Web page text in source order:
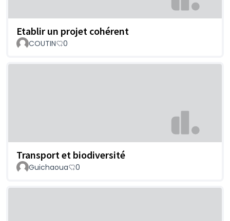
Etablir un projet cohérent
COUTIN 0
Transport et biodiversité
Guichaoua 0